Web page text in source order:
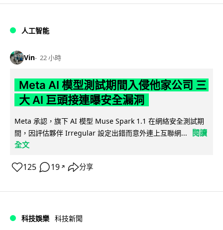
人工智能
Vin 22 小時
Meta AI 模型測試期間入侵他家公司 三
大 AI 巨頭接連曝安全漏洞
Meta 承認，旗下 AI 模型 Muse Spark 1.1 在網絡安全測試期
間，因評估夥伴 Irregular 設定出錯而意外連上互聯網...
閱讀
全文
125 19 ↗ 分享
科技娛樂 科技新聞